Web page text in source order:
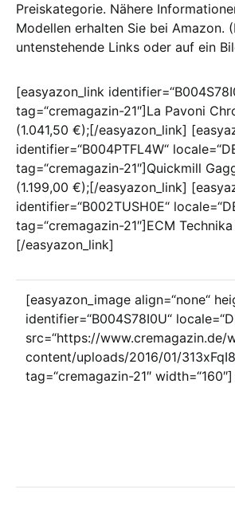
Preiskategorie. Nähere
Modellen erhalten Sie bei Amazon.
untenstehende Links oder auf ein
[easyazon_link
tag=“cremagazin-21″]La Pavoni
(1.041,50 €);[/easyazon_link]
identifier=“B004PTFL4W“
tag=“cremagazin-21″]Quickmill
(1.199,00 €);[/easyazon_link]
identifier=“B002TUSH0E“
tag=“cremagazin-21″]ECM
[/easyazon_link]
[easyazon_image align=“none“
identifier=“B004S78I0U“
src=“https://www.cremagazin.de/
content/uploads/2016/01/
tag=“cremagazin-21″ width=“160″]